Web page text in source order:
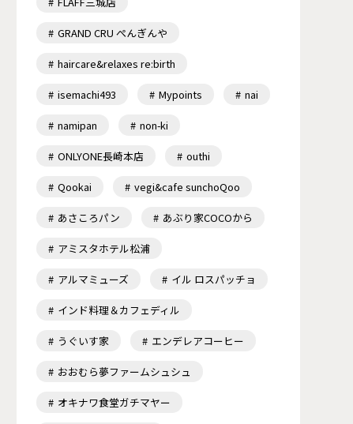
GRAND CRU ぺんぎんや
haircare&relaxes re:birth
isemachi493 Mypoints nai
namipan non-ki
ONLYONE長崎本店 outhi
Qookai vegi&cafe sunchoQoo
あさころパン あぶり家COCOから
アミスタホテル松浦
アルマミューズ イル ロスパッチョ
インド料理＆カフェディル
うぐいす家 エンデレアコーヒー
おおむら夢ファームシュシュ
オキナワ食堂ガチマヤー